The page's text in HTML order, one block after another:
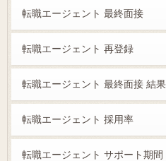
転職エージェント 最終面接
転職エージェント 再登録
転職エージェント 最終面接 結果
転職エージェント 採用率
転職エージェント サポート期間